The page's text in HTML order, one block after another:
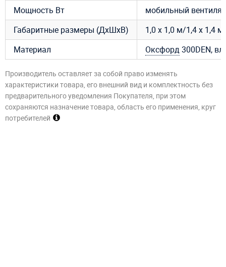
Мощность Вт
мобильный
Габаритные размеры (ДхШхВ)
1,0 х 1,0 м/1,4 х 1,4 м
Материал
Оксфорд300DEN,
Производитель оставляет за собой право изменять
характеристики товара, его внешний вид и комплектность без
предварительного уведомления Покупателя, при этом
сохраняются назначение товара, область его применения, круг
потребителей